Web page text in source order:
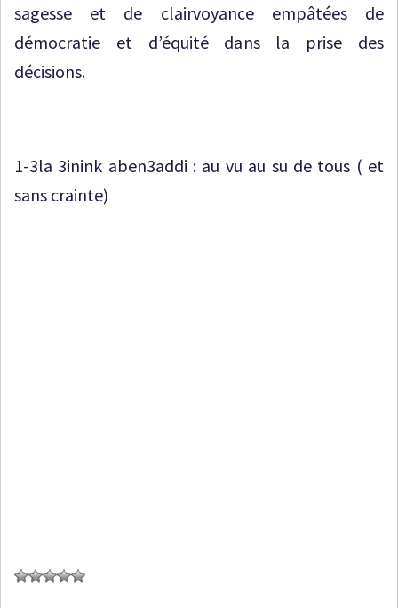
sagesse et de clairvoyance empâtées de
démocratie et d’équité dans la prise des
décisions.
1-3la 3inink aben3addi : au vu au su de tous ( et
sans crainte)